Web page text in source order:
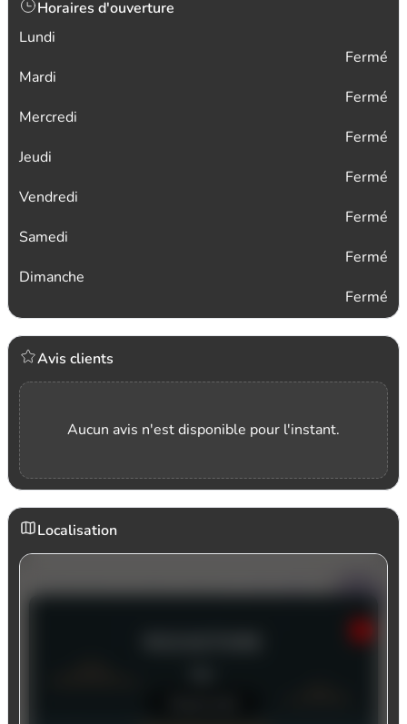
Horaires d'ouverture
Lundi
Fermé
Mardi
Fermé
Mercredi
Fermé
Jeudi
Fermé
Vendredi
Fermé
Samedi
Fermé
Dimanche
Fermé
Avis clients
Aucun avis n'est disponible pour l'instant.
Localisation